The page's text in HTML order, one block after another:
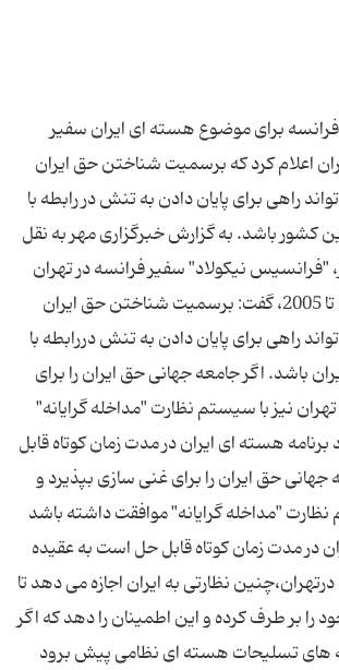
برای موضوع هسته ای ایران سفیر
اعلام کرد که برسمیت شناختن حق ایران
راهی برای پایان دادن به تنش در رابطه با
باشد. به گزارش خبرگزاری مهر به نقل
"فرانسیس نیکولاد" سفیر فرانسه در تهران
طی سال های 2001 تا 2005، گفت: برسمیت شناختن حق ایران
راهی برای پایان دادن به تنش دررابطه با
باشد. اگر جامعه جهانی حق ایران را برای
نیز با سیستم نظارت "مداخله گرایانه"
هسته ای ایران در مدت زمان کوتاه قابل
حق ایران را برای غنی سازی بپذیرد و
"مداخله گرایانه" موافقت داشته باشد
در مدت زمان کوتاه قابل حل است به عقیده
نظارتی به ایران اجازه می دهد تا
را بر طرف کرده و این اطمینان را دهد که اگر
های تسلیحات هسته ای نظامی پیش برود